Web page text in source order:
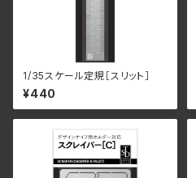
1/35スケール定規［スリット］
¥440